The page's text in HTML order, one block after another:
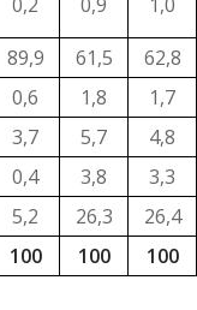
89,9 61,5
62,8
0,6 1,8
1,7
3,7 5,7
4,8
0,4 3,8
3,3
5,2 26,3
26,4
100 100 100